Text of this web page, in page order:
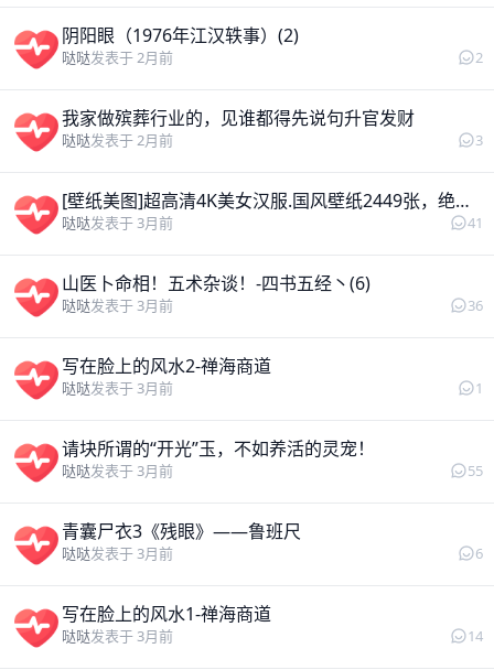
阴阳眼（1976年江汉轶事）(2)
哒哒发表于 2月前 2
我家做殡葬行业的，见谁都得先说句升官发财
哒哒发表于 2月前 3
[壁纸美图]超高清4K美女汉服.国风壁纸2449张，绝美意境！
哒哒发表于 3月前 41
山医卜命相！五术杂谈！-四书五经丶(6)
哒哒发表于 3月前 36
写在脸上的风水2-禅海商道
哒哒发表于 3月前 1
请块所谓的“开光”玉，不如养活的灵宠！
哒哒发表于 3月前 55
青囊尸衣3《残眼》——鲁班尺
哒哒发表于 3月前 6
写在脸上的风水1-禅海商道
哒哒发表于 3月前 14